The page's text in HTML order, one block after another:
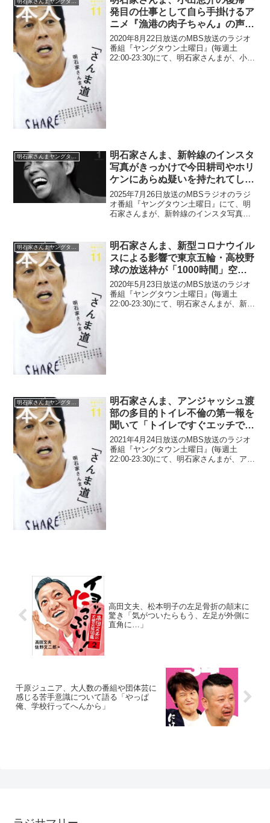
テ』がどう...
発目の仕事として自ら手掛けるア
ニメ『漁港の肉子ちゃん』の声優
として出演して欲しいと語る「俺
の作るアニメのどれかの声を」
2020年8月22日放送のMBS放送のラジオ
番組『ヤングタウン土曜日』(毎週土
22:00-23:30)にて、明石家さんまが、小出
明石家さんまヤングタウン
明石家さんま、新幹線のインスタ
写真がきっかけで今田耕司やホリ
ケンにあらぬ疑いを持たれてしま
ったと告白「2時間半立ち続け
て…」
2025年7月26日放送のMBSラジオのラジ
オ番組『ヤングタウン土曜日』にて、明
石家さんまが、新幹線のインスタ写真が
た。明石家さんま：ショージの代わりに
今日は、井上が。井...
明石家さんま、新型コロナウイル
スによる影響で東京五輪・高校野
球の放送枠が「1000時間」空い
たNHKのスタッフに「なんでも
やるで」
2020年5月23日放送のMBS放送のラジオ
番組『ヤングタウン土曜日』(毎週土
22:00-23:30)にて、明石家さんまが、新型
明石家さんまヤングタウン
明石家さんま、アンジャッシュ渡
部の多目的トイレ不倫の第一報を
聞いて「トイレですぐエッチでき
るって凄いなぁ」と尊敬してしま
ったと告白「人とズレてしもて
ん、感覚が」
2021年4月24日放送のMBS放送のラジオ
番組『ヤングタウン土曜日』(毎週土
22:00-23:30)にて、明石家さんまが、アン
高田文夫、松本明子の左足骨折の顛末に
驚き「気がついたらもう、左足が外側に
直角に…」
千原ジュニア、大人数の番組や団体芸に
感じる苦手意識について語る「やっぱ
俺、学校行ってへんから」